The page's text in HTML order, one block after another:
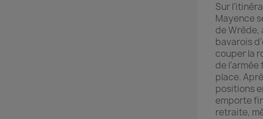
Sur
Mayence
de Wrède,
bavarois
couper la
de
place.
positions
emporte
retraite,